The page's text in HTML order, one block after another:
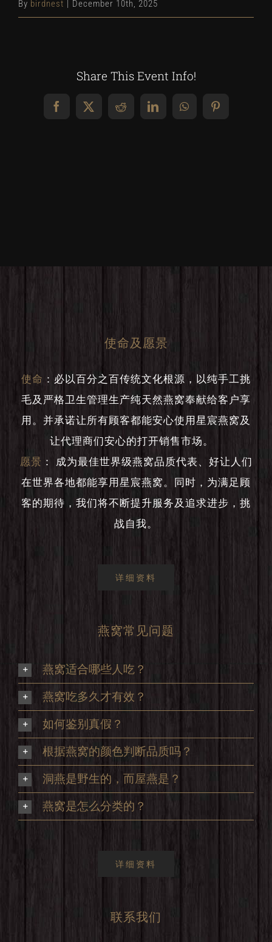
By birdnest December 10th, 2025
Share This Event Info!
Facebook
X RedditLinkedInWhatsAppPinterest
使命及愿景
使命 ： 必以百分之百传统文化根源，以纯手工挑
毛及严格卫生管理生产纯天然燕窝奉献给客户享
用。并承诺让所有顾客都能安心使用星宸燕窝及
让代理商们安心的打开销售市场。
愿景 ：
成为最佳世界级燕窝品质代表、好让人们
在世界各地都能享用星宸燕窝。同时，为满足顾
客的期待，我们将不断提升服务及追求进步，挑
战自我。
详细资料
燕窝常见问题
燕窝适合哪些人吃？
燕窝吃多久才有效？
如何鉴别真假？
根据燕窝的颜色判断品质吗？
洞燕是野生的，而屋燕是？
燕窝是怎么分类的？
详细资料
联系我们